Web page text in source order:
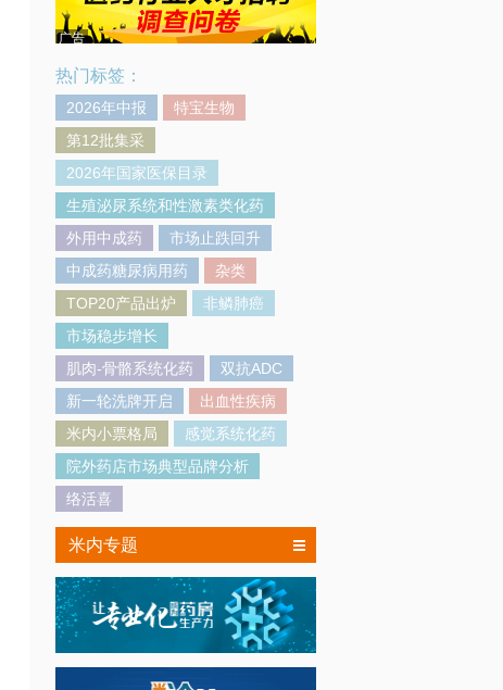
广告
热门标签：
2026年中报
特宝生物
第12批集采
2026年国家医保目录
生殖泌尿系统和性激素类化药
外用中成药
市场止跌回升
中成药糖尿病用药
杂类
TOP20产品出炉
非鳞肺癌
市场稳步增长
肌肉-骨骼系统化药
双抗ADC
新一轮洗牌开启
出血性疾病
米内小票格局
感觉系统化药
院外药店市场典型品牌分析
络活喜
米内专题